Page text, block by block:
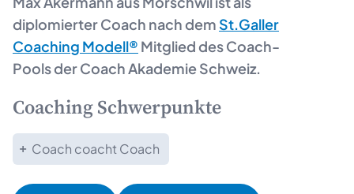
diplomierter Coach nach dem St.Galler
Coaching Modell® Mitglied des Coach-
Pools der Coach Akademie Schweiz.
Coaching Schwerpunkte
Coach coacht Coach